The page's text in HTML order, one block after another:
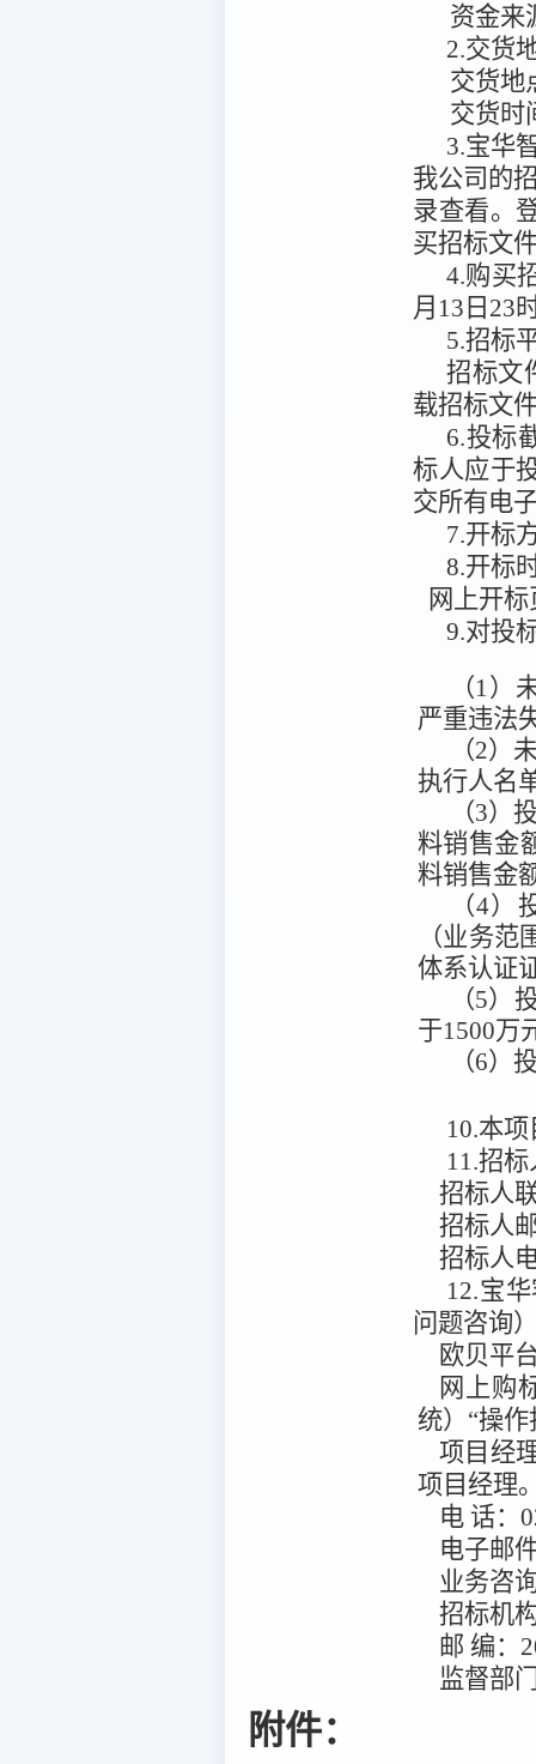
资金来
2.交货
交货地
交货时
3.宝华
我公司的
录查看。
买招标文
4.购买
月13日23
5.招标
招标文
载招标文
6.投标
标人应于
交所有电
7.开标
8.开标
网上开
9.对投
（1）
严重违法
（2）
执行人名
（3）
料销售金
料销售金
（4）
（业务
体系认证
（5）
于1500万
（6）
10.本项
11.招
招标人
招标人
招标人
12.宝
问题咨询
欧贝平
网上购
统）“操作
项目经
项目经理
电 话：
电子邮
业务咨
招标机
邮 编：
监督部
附件：